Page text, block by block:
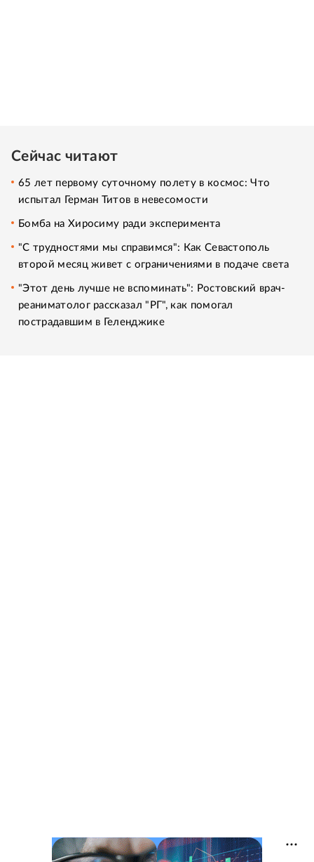
Сейчас читают
65 лет первому суточному полету в космос: Что
испытал Герман Титов в невесомости
Бомба на Хиросиму ради эксперимента
"С трудностями мы справимся": Как Севастополь
второй месяц живет с ограничениями в подаче света
"Этот день лучше не вспоминать": Ростовский врач-
реаниматолог рассказал "РГ", как помогал
пострадавшим в Геленджике